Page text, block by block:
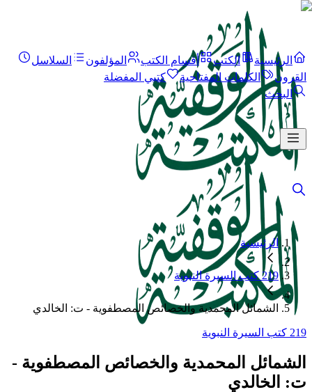
الرئيسية الكتب أقسام الكتب المؤلفون
السلاسل
القرون
الكلمات المفتاحية
كتبي المفضلة
البحث
الرئيسية
219 كتب السيرة النبوية
الشمائل المحمدية والخصائص المصطفوية - ت: الخالدي
219 كتب السيرة النبوية
الشمائل المحمدية والخصائص المصطفوية -
ت: الخالدي